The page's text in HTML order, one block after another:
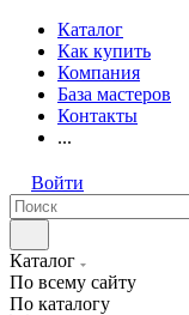
Каталог
Как купить
Компания
База мастеров
Контакты
...
Войти
Каталог
По всему сайту
По каталогу